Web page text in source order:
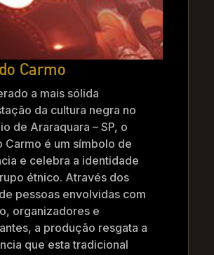
Carmo
a mais sólida
da cultura negra no
de Araraquara – SP, o
Carmo é um símbolo de
e celebra a identidade
étnico. Através dos
pessoas envolvidas com
organizadores e
a produção resgata a
que esta tradicional